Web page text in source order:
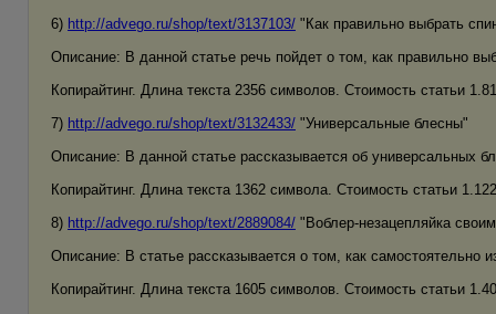
6) http://advego.ru/shop/text/3137103/ "Как правильно выбрать
Описание: В данной статье речь пойдет о том, как правильно
Копирайтинг. Длина текста 2356 символов. Стоимость статьи
7) http://advego.ru/shop/text/3132433/ "Универсальные блесны"
Описание: В данной статье рассказывается об универсальных
Копирайтинг. Длина текста 1362 символа. Стоимость статьи
8) http://advego.ru/shop/text/2889084/ "Воблер-незацепляйка
Описание: В статье рассказывается о том, как самостоятельно
Копирайтинг. Длина текста 1605 символов. Стоимость статьи